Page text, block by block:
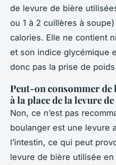
de levure de bière
ou 1 à 2 cuillères à
calories. Elle ne contient
et son indice glycémique
donc pas la prise de
Peut-on consommer de
à la place de la levure
Non, ce n’est pas
boulanger est une levure
l’intestin, ce qui peut
levure de bière utilisée